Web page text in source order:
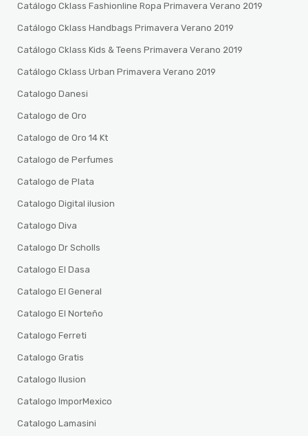
Catálogo Cklass Fashionline Ropa Primavera Verano 2019
Catálogo Cklass Handbags Primavera Verano 2019
Catálogo Cklass Kids & Teens Primavera Verano 2019
Catálogo Cklass Urban Primavera Verano 2019
Catalogo Danesi
Catalogo de Oro
Catalogo de Oro 14 Kt
Catalogo de Perfumes
Catalogo de Plata
Catalogo Digital ilusion
Catalogo Diva
Catalogo Dr Scholls
Catalogo El Dasa
Catalogo El General
Catalogo El Norteño
Catalogo Ferreti
Catalogo Gratis
Catalogo Ilusion
Catalogo ImporMexico
Catalogo Lamasini